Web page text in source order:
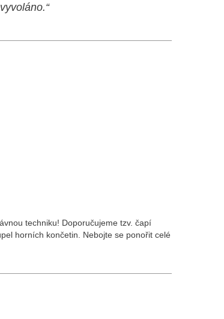
techniku! Doporučujeme tzv. čapí
horních končetin. Nebojte se ponořit celé